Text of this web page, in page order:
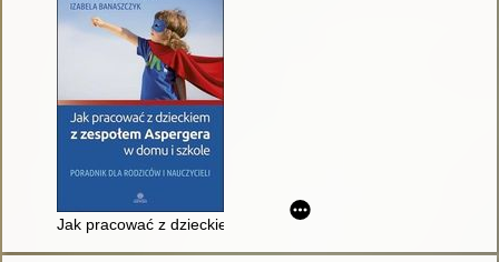
Jak pracować z dzieckiem z zespołem Aspergera w domu i